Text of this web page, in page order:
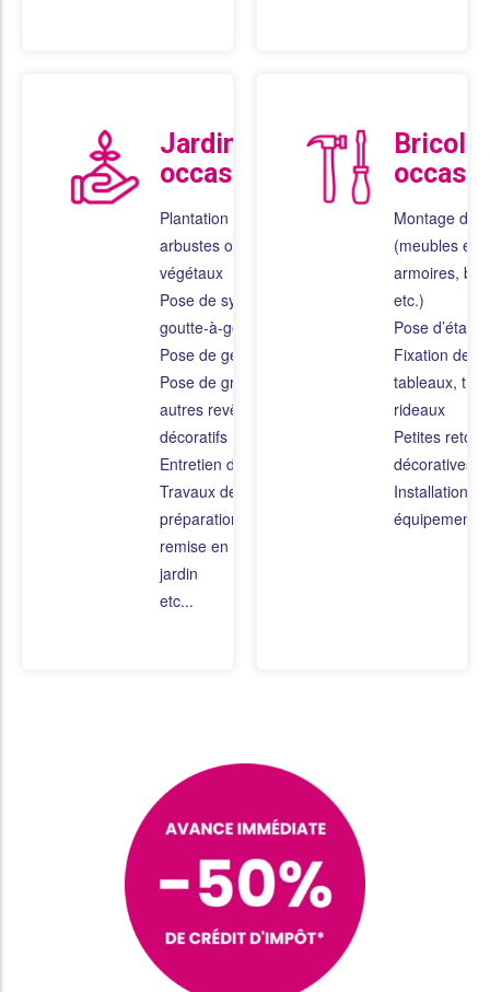
Jardinage
occasionnel
Plantation de fleurs,
arbustes ou
végétaux
Pose de système de
goutte-à-goutte
Pose de géotextile
Pose de gravier ou
autres revêtements
décoratifs
Entretien de piscine
Travaux de
préparation ou
remise en état du
jardin
etc...
Montage de
(meubles en
armoires,
etc.)
Pose
Fixation de
tableaux,
rideaux
Petites
décoratives
Installation
équipements